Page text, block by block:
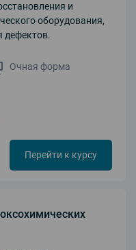
и
оборудования,
дефектов.
Перейти к курсу
Очная форма